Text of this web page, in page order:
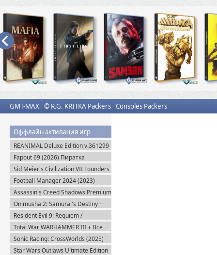
GMT-MAX © R.G. KRITKA Packers Consoles Packers
Оффлайн активация игр
REANIMAL Deluxe Edition v.361299
(2026) Пиратка
Fapout 69 (2026) Пиратка
Sid Meier's Civilization VII Founders
Edition (2025) Steam-Rip
Football Manager 2024 (2023)
Steam-Rip
Assassin's Creed Shadows Premium
Edition (2025) Пиратка
Onimusha 2: Samurai's Destiny +
DLC (2025) Пиратка
Resident Evil 9: Requiem /
BIOHAZARD Реквием (2026)
Пиратка
Total War WARHAMMER III + Все
DLC (2022-2025) Steam-Rip
Sonic Racing: CrossWorlds (2025)
Steam-Rip
Star Wars Outlaws Ultimate Edition